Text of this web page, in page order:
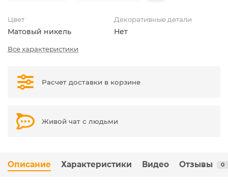
Цвет
Матовый никель
Декоративные детали
Нет
Все характеристики
Расчет доставки в корзине
Живой чат с людьми
Описание Характеристики Видео Отзывы 0